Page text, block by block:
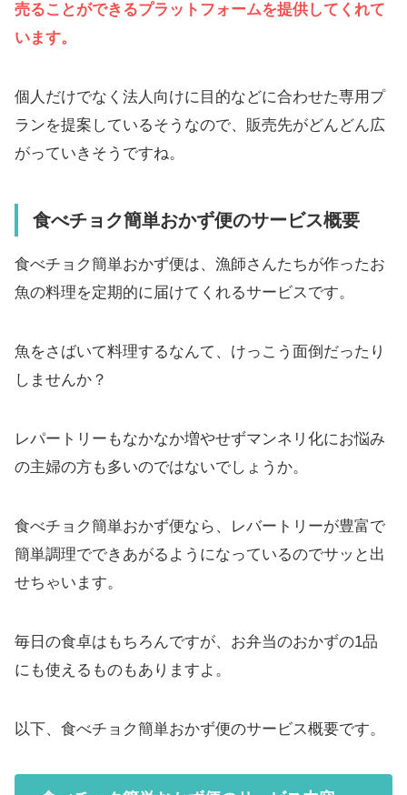
売ることができるプラットフォームを提供してくれて
います。
個人だけでなく法人向けに目的などに合わせた専用プ
ランを提案しているそうなので、販売先がどんどん広
がっていきそうですね。
食べチョク簡単おかず便のサービス概要
食べチョク簡単おかず便は、漁師さんたちが作ったお
魚の料理を定期的に届けてくれるサービスです。
魚をさばいて料理するなんて、けっこう面倒だったり
しませんか？
レパートリーもなかなか増やせずマンネリ化にお悩み
の主婦の方も多いのではないでしょうか。
食べチョク簡単おかず便なら、レバートリーが豊富で
簡単調理でできあがるようになっているのでサッと出
せちゃいます。
毎日の食卓はもちろんですが、お弁当のおかずの1品
にも使えるものもありますよ。
以下、食べチョク簡単おかず便のサービス概要です。